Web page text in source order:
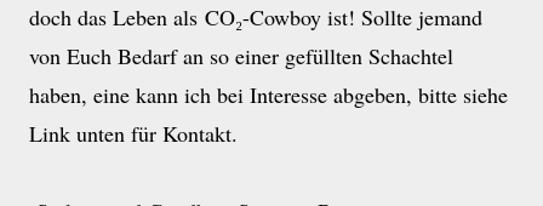
doch das Leben als CO₂-Cowboy ist! Sollte jemand
von Euch Bedarf an so einer gefüllten Schachtel
haben, eine kann ich bei Interesse abgeben, bitte siehe
Link unten für Kontakt.